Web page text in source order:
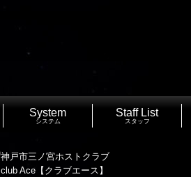
System
システム
Staff List
スタッフ
神戸市三ノ宮ホストクラブ
club Ace【クラブエース】